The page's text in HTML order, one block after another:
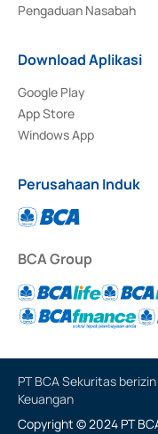
Pengaduan Nasabah
Download Aplikasi
Google Play
App Store
Windows App
Perusahaan Induk
BCA Group
PT BCA Sekuritas
Keuangan
Copyright © 2024 PT